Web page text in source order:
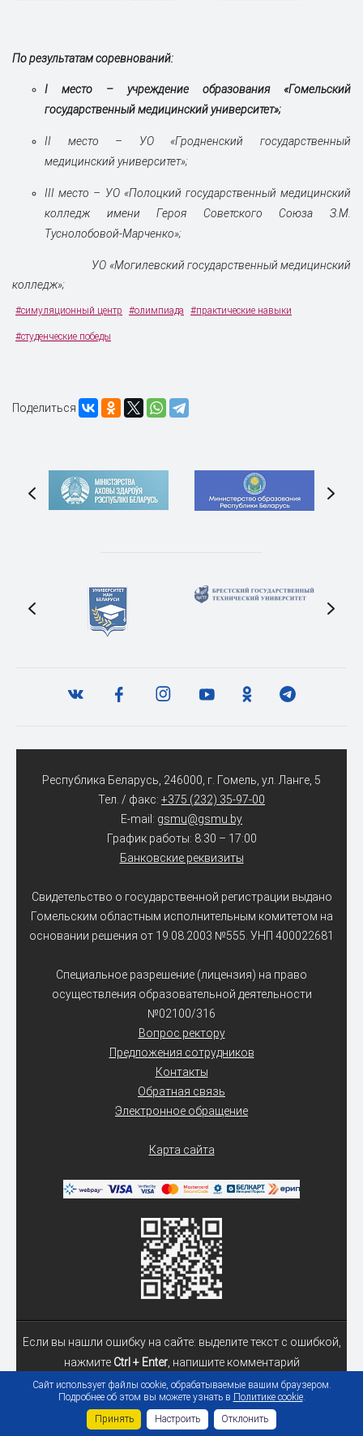
По результатам соревнований:
I место – учреждение образования «Гомельский
государственный медицинский университет»;
II место – УО «Гродненский государственный
медицинский университет»;
III место – УО «Полоцкий государственный медицинский
колледж имени Героя Советского Союза З.М.
Туснолобовой-Марченко»;
УО «Могилевский государственный медицинский
колледж»;
#симуляционный центр #олимпиада #практические навыки
#студенческие победы
Поделиться
Республика Беларусь, 246000, г. Гомель, ул. Ланге, 5
Тел. / факс: +375 (232) 35-97-00
E-mail: gsmu@gsmu.by
График работы: 8:30 – 17:00
Банковские реквизиты
Свидетельство о государственной регистрации выдано
Гомельским областным исполнительным комитетом на
основании решения от 19.08.2003 №555. УНП 400022681
Специальное разрешение (лицензия) на право
осуществления образовательной деятельности
№02100/316
Вопрос ректору
Предложения сотрудников
Контакты
Обратная связь
Электронное обращение
Карта сайта
Если вы нашли ошибку на сайте: выделите текст с ошибкой,
нажмите Ctrl + Enter, напишите комментарий
© 2026 Учреждение образования «Гомельский государственный
медицинский университет»
Сайт использует файлы cookie, обрабатываемые вашим браузером.
Подробнее об этом вы можете узнать в Политике cookie.
Принять
Настроить Отклонить